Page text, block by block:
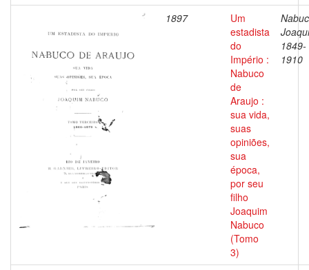
1897
Um
estadista
do
Império :
Nabuco
de
Araujo :
sua vida,
suas
opiniões,
sua
época,
por seu
filho
Joaquim
Nabuco
(Tomo
3)
1849-
1910